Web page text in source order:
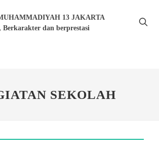
13 JAKARTA
Berkarakter dan berprestasi
SEKOLAH